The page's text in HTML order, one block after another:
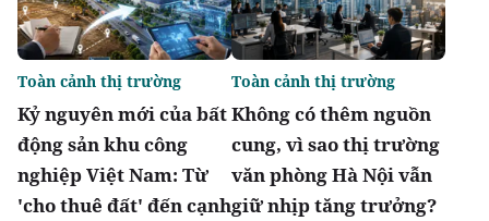
Kỷ nguyên mới của bất
động sản khu công
nghiệp Việt Nam: Từ
'cho thuê đất' đến cạnh
Toàn cảnh thị trường
Không có thêm nguồn
cung, vì sao thị trường
văn phòng Hà Nội vẫn
giữ nhịp tăng trưởng?
Toàn cảnh thị trường